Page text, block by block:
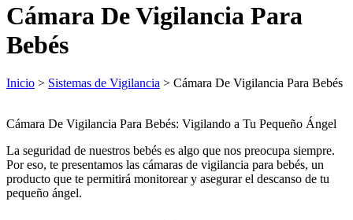
Cámara De Vigilancia Para
Bebés
Inicio > Sistemas de Vigilancia > Cámara De Vigilancia Para Bebés
Cámara De Vigilancia Para Bebés: Vigilando a Tu Pequeño Ángel
La seguridad de nuestros bebés es algo que nos preocupa siempre.
Por eso, te presentamos las cámaras de vigilancia para bebés, un
producto que te permitirá monitorear y asegurar el descanso de tu
pequeño ángel.